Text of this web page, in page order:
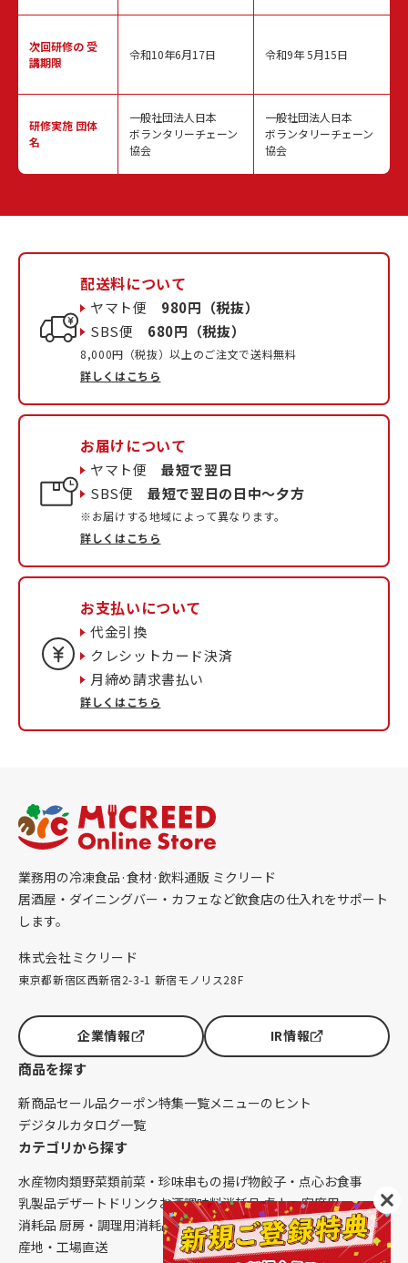
次回研修の受
講期限
研修実施 団体
名
令和10年6月17日
一般社団法人日本
ボランタリーチェーン
協会
令和9年 5月15日
一般社団法人日本
ボランタリーチェーン
協会
配送料について
ヤマト便 980円（税抜）
SBS便 680円（税抜）
8,000円（税抜）以上のご注文で送料無料
詳しくはこちら
お届けについて
ヤマト便最短で翌日
SBS便最短で翌日の日中〜夕方
※お届けする地域によって異なります。
詳しくはこちら
お支払いについて
代金引換
クレシットカード決済
月締め請求書払い
詳しくはこちら
業務用の冷凍食品·食材·飲料通販 ミクリード
居酒屋・ダイニングバー・カフェなど飲食店の仕入れをサポート
します。
株式会社ミクリード
東京都新宿区西新宿2-3-1 新宿モノリス28F
企業情報 IR情報
商品を探す
新商品セール品クーポン特集一覧メニューのヒント
デジタルカタログ一覧
カテゴリから探す
水産物肉類野菜類前菜・珍味串もの揚げ物餃子・点心お食事
乳製品デザート ドリンク お酒調味料消耗品 卓上・客席用
消耗品 厨房・調理用消耗品 クレンリネス生鮮品（配送便限定）
産地・工場直送